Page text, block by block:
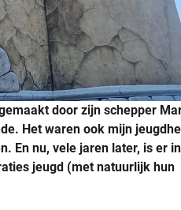
door zijn schepper
Het waren ook mijn
En nu, vele jaren later, is er
jeugd (met natuurlijk hun